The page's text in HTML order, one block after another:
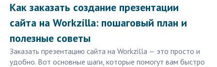
Как заказать создание презентации
сайта на Workzilla: пошаговый план и
полезные советы
Заказать презентацию сайта на Workzilla — это просто и
удобно. Вот основные шаги, которые помогут вам быстро